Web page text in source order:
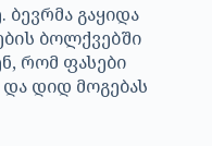
გაყიდა
ბოლქვებში
რომ ფასები
დიდ მოგებას